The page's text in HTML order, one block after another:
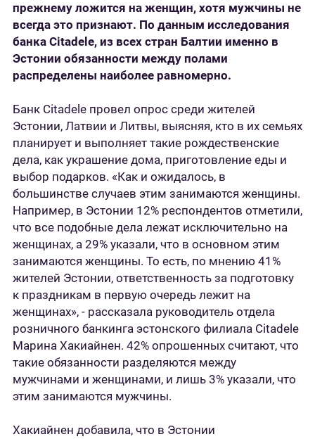
прежнему ложится на женщин, хотя мужчины не
всегда это признают. По данным исследования
банка Citadele, из всех стран Балтии именно в
Эстонии обязанности между полами
распределены наиболее равномерно.
Банк Citadele провел опрос среди жителей
Эстонии, Латвии и Литвы, выясняя, кто в их семьях
планирует и выполняет такие рождественские
дела, как украшение дома, приготовление еды и
выбор подарков. «Как и ожидалось, в
большинстве случаев этим занимаются женщины.
Например, в Эстонии 12% респондентов отметили,
что все подобные дела лежат исключительно на
женщинах, а 29% указали, что в основном этим
занимаются женщины. То есть, по мнению 41%
жителей Эстонии, ответственность за подготовку
к праздникам в первую очередь лежит на
женщинах», - рассказала руководитель отдела
розничного банкинга эстонского филиала Citadele
Марина Хакиайнен. 42% опрошенных считают, что
такие обязанности разделяются между
мужчинами и женщинами, и лишь 3% указали, что
этим занимаются мужчины.
Хакиайнен добавила, что в Эстонии